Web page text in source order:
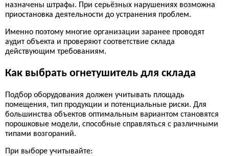
назначены штрафы. При серьёзных нарушениях возможна
приостановка деятельности до устранения проблем.
Именно поэтому многие организации заранее проводят
аудит объекта и проверяют соответствие склада
действующим требованиям.
Как выбрать огнетушитель для склада
Подбор оборудования должен учитывать площадь
помещения, тип продукции и потенциальные риски. Для
большинства объектов оптимальным вариантом становятся
порошковые модели, способные справляться с различными
типами возгораний.
При выборе учитывайте: